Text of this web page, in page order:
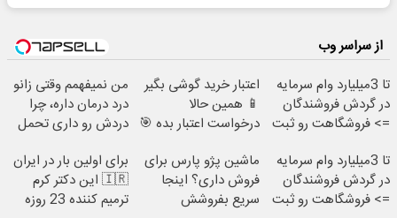
از سراسر وب
تا 3میلیارد وام سرمایه
در گردش فروشندگان
=> فروشگاهت رو ثبت
اعتبار خرید گوشی بگیر
📱 همین حالا
درخواست اعتبار بده 🎯
من نمیفهمم وقتی زانو
درد درمان داره، چرا
دردش رو داری تحمل
تا 3میلیارد وام سرمایه
در گردش فروشندگان
=> فروشگاهت رو ثبت
ماشین پژو پارس برای
فروش داری؟ اینجا
سریع بفروشش
برای اولین بار در ایران
🇮🇷 این دکتر کرم
ترمیم کننده 23 روزه